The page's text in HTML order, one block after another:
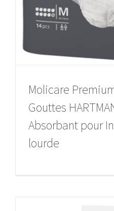
Molicare
Gouttes
Absorbant pour
lourde